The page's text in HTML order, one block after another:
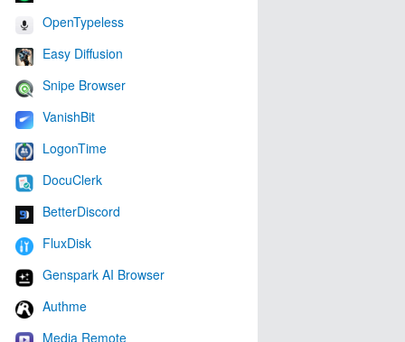
OpenTypeless
Easy Diffusion
Snipe Browser
VanishBit
LogonTime
DocuClerk
BetterDiscord
FluxDisk
Genspark AI Browser
Authme
Media Remote